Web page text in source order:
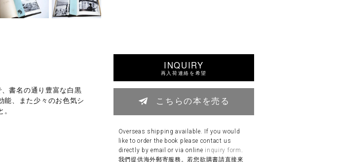
書名の通り豊富な白黒
能、また少々のお色気シ
INQUIRY
再入荷連絡を希望
こちらの本を売る
Overseas shipping available. If you would
like to order the book please contact us
directly by email or via online inquiry form .
我們提供海外郵寄服務。若您欲購書請直接來